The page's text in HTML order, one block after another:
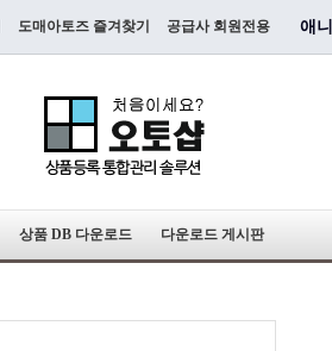
도매아토즈 즐겨찾기 공급사 회원전용 애
상품 DB 다운로드 다운로드 게시판